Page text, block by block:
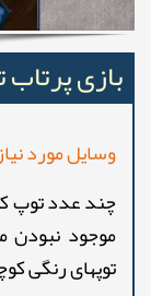
بازی
وسایل مورد
چند عدد توپ
موجود نبودن
توپهای رنگی